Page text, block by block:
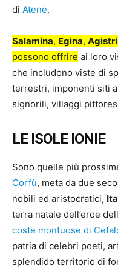
di Atene.
Salamina, Egina, Agistri
possono offrire ai loro
che includono viste di
terrestri, imponenti siti
signorili, villaggi
LE ISOLE IONIE
Sono quelle più
Corfù, meta da due
nobili ed aristocratici,
terra natale dell’eroe
coste montuose di
patria di celebri poeti,
splendido territorio di